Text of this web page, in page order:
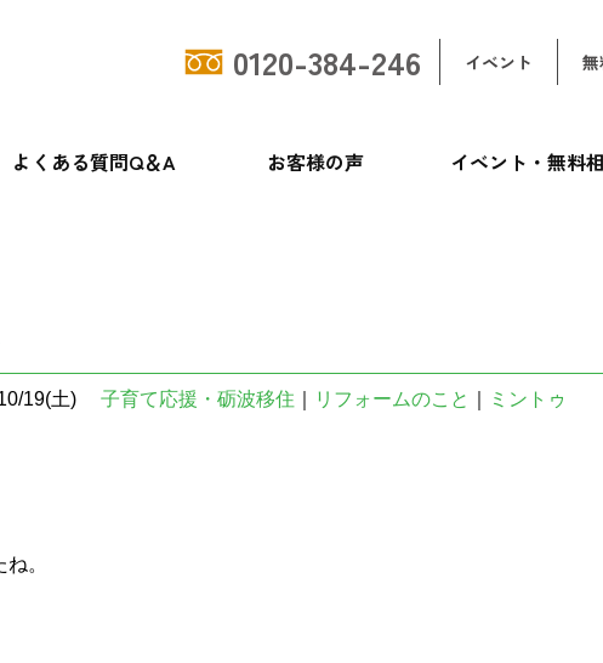
0120-384-246 イベント
よくある質問Q＆A お客様の声 イベント・無料
19(土) 子育て応援・砺波移住 リフォームのこと ミントゥ
。